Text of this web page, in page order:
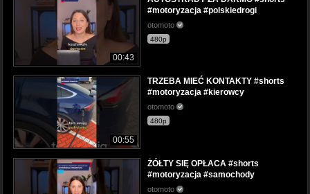
00:43
#motoryzacja #polskiedrogi
otomoto
480p
00:55
TRZEBA MIEĆ KONTAKTY #shorts
#motoryzacja #kierowcy
otomoto
480p
ŻÓŁTY SIĘ OPŁACA #shorts
#motoryzacja #samochody
otomoto